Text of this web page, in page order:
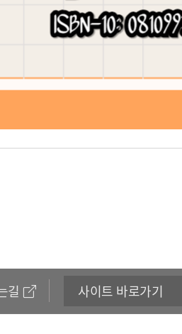
길 사이트 바로가기